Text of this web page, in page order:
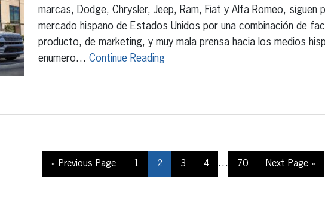
marcas, Dodge, Chrysler, Jeep, Ram, Fiat y Alfa Romeo, siguen
mercado hispano de Estados Unidos por una combinación de
producto, de marketing, y muy mala prensa hacia los medios
enumero… Continue Reading
« Previous Page 1 2 3 4 … 70 Next Page »